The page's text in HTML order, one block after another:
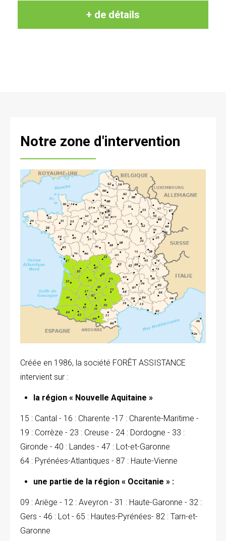
+ de détails
Notre zone d'intervention
Créée en 1986, la société FORÊT ASSISTANCE
intervient sur :
la région « Nouvelle Aquitaine »
15 : Cantal - 16 : Charente -17 : Charente-Maritime -
19 : Corrèze - 23 : Creuse - 24 : Dordogne - 33 :
Gironde - 40 : Landes - 47 : Lot-et-Garonne
64 : Pyrénées-Atlantiques - 87 : Haute-Vienne
une partie de la région « Occitanie » :
09 : Ariège - 12 : Aveyron - 31 : Haute-Garonne - 32 :
Gers - 46 : Lot - 65 : Hautes-Pyrénées- 82 : Tarn-et-
Garonne